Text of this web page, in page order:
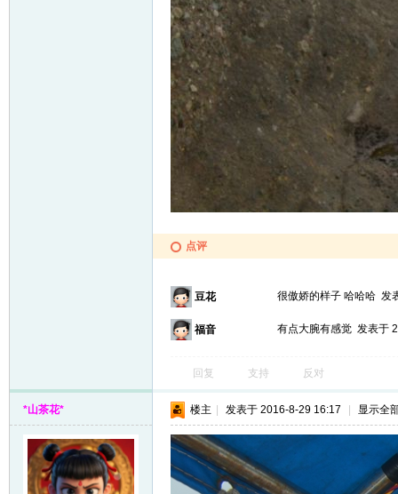
点评
豆花 很傲娇的样子 哈哈哈 发
福音 有点大腕有感觉 发表于
回复 支持 反对
*山茶花* 楼主 发表于 2016-8-29 16:17 显示全